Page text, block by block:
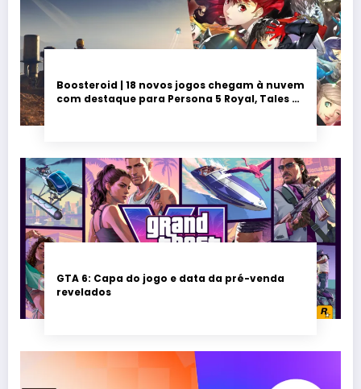
Boosteroid | 18 novos jogos chegam à nuvem
com destaque para Persona 5 Royal, Tales of
GTA 6: Capa do jogo e data da pré-venda
revelados